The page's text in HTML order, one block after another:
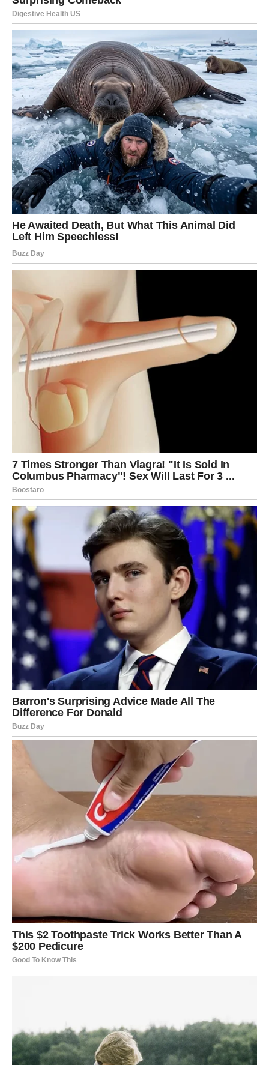
KARMA VAM VRAĆA SVE ŠTO
STE GRADILI
Ako ste radili tiho – sada dolazi priznanje.
Ako ste bili lojalni – sada dolazi stabilna ljubav.
Ako ste nosili odgovornost – sada dolazi pomoć.
Jarac sada ulazi u fazu nagrade.
DOM, STABILNOST I
DUGOROČNI PLANOVI
Moguće je rešavanje pitanja doma, ulaganje, kupovina ili
preseljenje. Sve ide u pravcu sigurnosti i trajanja.
Ovo je period kada gradite nešto što neće trajati samo
nekoliko meseci – već godinama.
ZNAKOVI DA SE IZNENAĐENJE
PRIBLIŽAVA
Obratite pažnju na:
razgovor koji menja tok situacije
priliku koja dolazi iznenada
osobu koja pokazuje ozbiljnu nameru
osećaj sigurnosti koji se polako vraća
To su znaci da univerzum radi za vas.